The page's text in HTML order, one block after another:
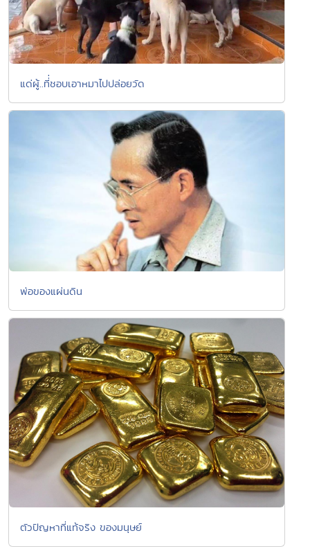
แด่ผู้..ที่่ชอบเอาหมาไปปล่อยวัด
พ่อของแผ่นดิน
ตัวปัญหาที่แท้จริง ของมนุษย์